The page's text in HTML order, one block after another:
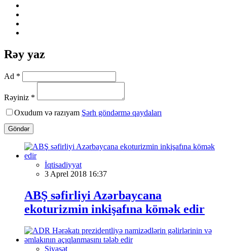
Rəy yaz
Ad *
Rəyiniz *
Oxudum və razıyam Şərh göndərmə qaydaları
Göndər
İqtisadiyyat
3 Aprel 2018 16:37
ABŞ səfirliyi Azərbaycana
ekoturizmin inkişafına kömək edir
Siyasət